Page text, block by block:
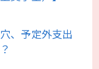
、予定外支出